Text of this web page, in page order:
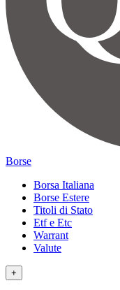
Borse
Borsa Italiana
Borse Estere
Titoli di Stato
Etf e Etc
Warrant
Valute
+